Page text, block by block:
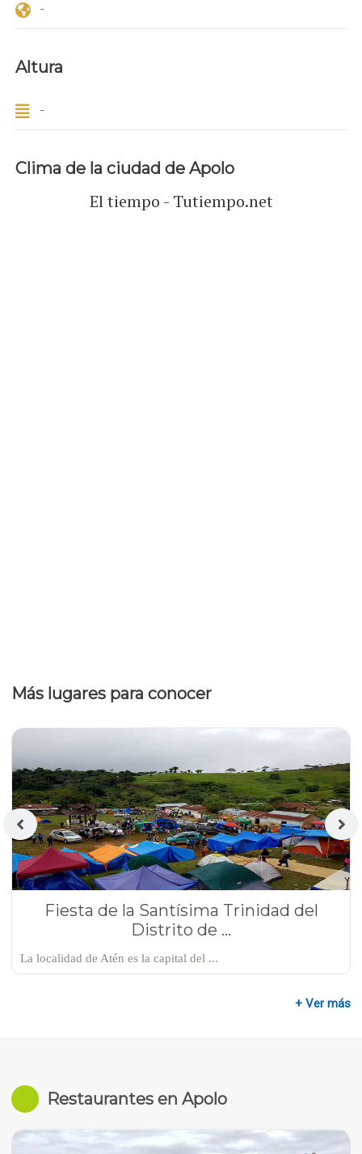
-
Altura
-
Clima de la ciudad de Apolo
El tiempo - Tutiempo.net
Más lugares para conocer
Fiesta de la Santísima Trinidad del
Distrito de ...
La localidad de Atén es la capital del ...
+ Ver más
Restaurantes en Apolo